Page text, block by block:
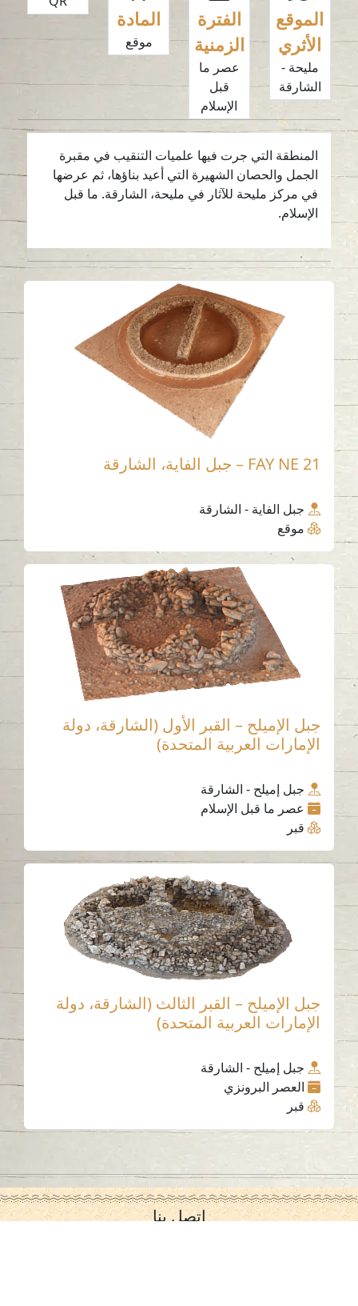
الموقع
الأثري
مليحة -
الشارقة
الفترة
الزمنية
عصر ما
قبل
الإسلام
المادة
موقع
المنطقة التي جرت فيها علميات التنقيب في مقبرة
الجمل والحصان الشهيرة التي أعيد بناؤها، ثم عرضها
في مركز مليحة للآثار في مليحة، الشارقة. ما قبل
الإسلام.
FAY NE 21 – جبل الفاية، الشارقة
جبل الفاية - الشارقة
موقع
جبل الإميلح – القبر الأول (الشارقة، دولة
الإمارات العربية المتحدة)
جبل إميلح - الشارقة
عصر ما قبل الإسلام
قبر
جبل الإميلح – القبر الثالث (الشارقة، دولة
الإمارات العربية المتحدة)
جبل إميلح - الشارقة
العصر البرونزي
قبر
اتصل بنا